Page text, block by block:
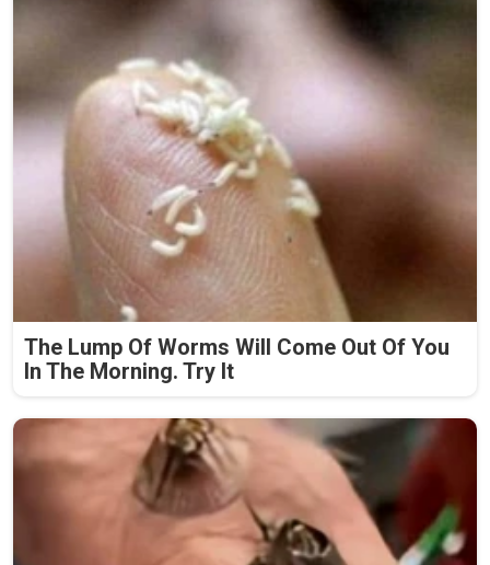
The Lump Of Worms Will Come Out Of You
In The Morning. Try It